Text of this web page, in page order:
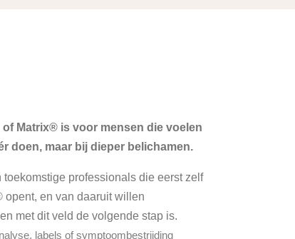
Matrix® is voor mensen die voelen
doen, maar bij dieper belichamen.
professionals die eerst zelf
opent, en van daaruit willen
met dit veld de volgende stap is.
labels of symptoombestrijding